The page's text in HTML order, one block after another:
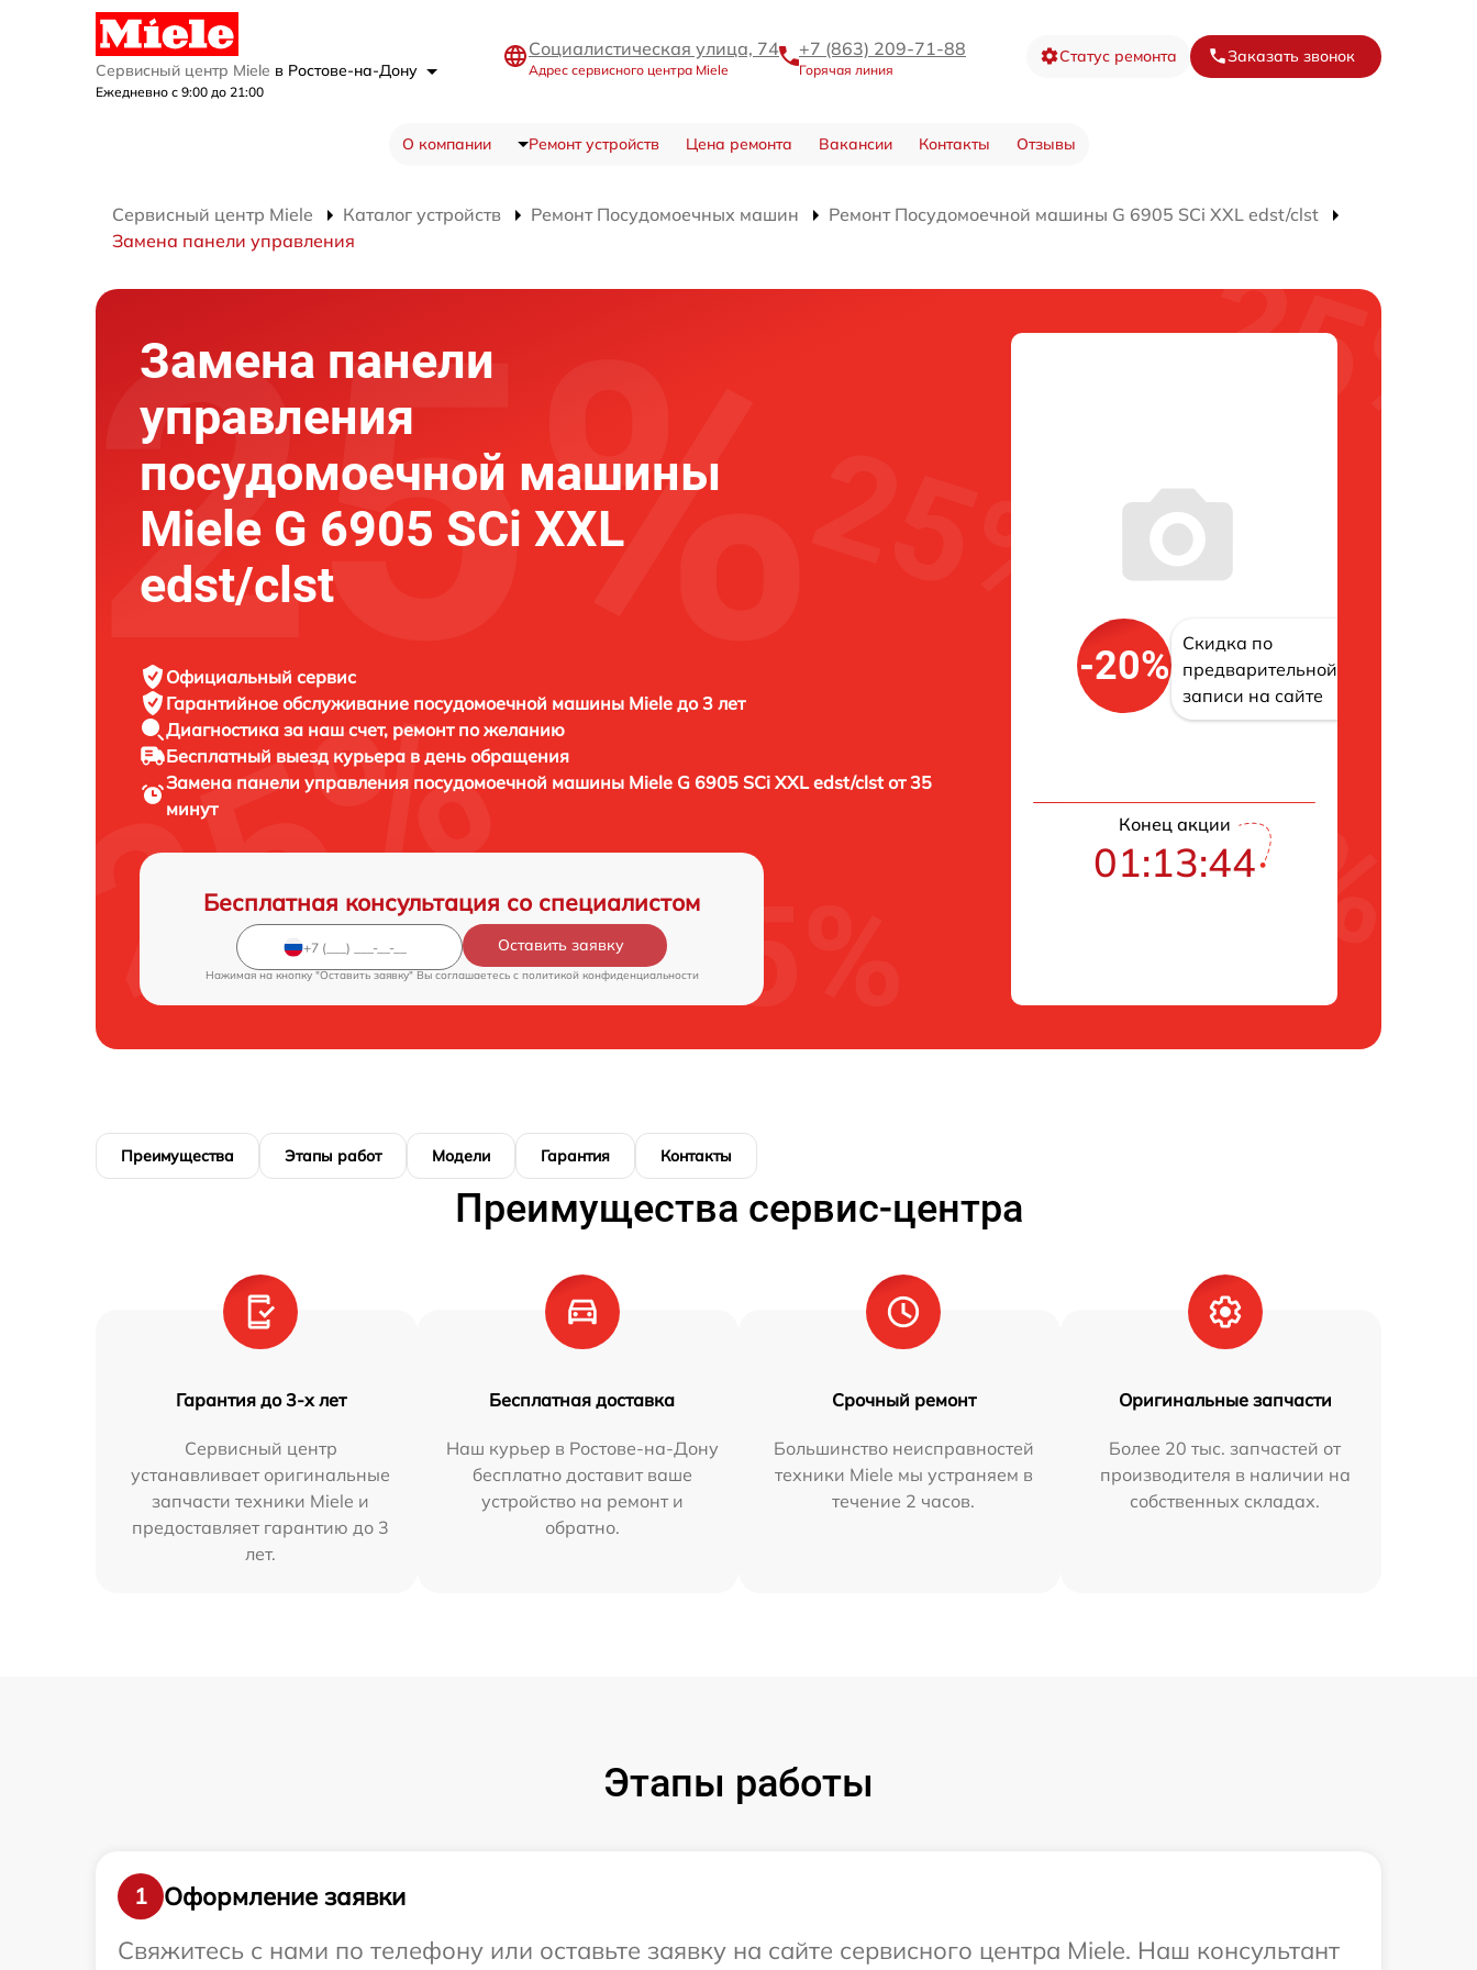
Сервисный центр Miele в Ростове-на-Дону
Ежедневно с 9:00 до 21:00
Социалистическая улица, 74
Адрес сервисного центра Miele
+7 (863) 209-71-88
Горячая линия
Статус ремонта Заказать звонок
О компании Ремонт устройств Цена ремонта Вакансии Контакты Отзывы
Сервисный центр Miele Каталог устройств Ремонт Посудомоечных машин
Ремонт Посудомоечной машины G 6905 SCi XXL edst/clst
Замена панели управления
Замена панели
управления
посудомоечной машины
Miele G 6905 SCi XXL
edst/clst
Официальный сервис
Гарантийное обслуживание посудомоечной машины Miele до 3 лет
Диагностика за наш счет, ремонт по желанию
Бесплатный выезд курьера в день обращения
Замена панели управления посудомоечной машины Miele G 6905 SCi XXL edst/clst от 35
минут
Бесплатная консультация со специалистом
Оставить заявку
Нажимая на кнопку "Оставить заявку" Вы соглашаетесь c политикой конфиденциальности
-20%
Скидка по
предварительной
записи на сайте
Конец акции
01:13:43
Преимущества Этапы работ Модели Гарантия Контакты
Преимущества сервис-центра
Гарантия до 3-х лет
Сервисный центр
устанавливает оригинальные
запчасти техники Miele и
предоставляет гарантию до 3
лет.
Бесплатная доставка
Наш курьер в Ростове-на-Дону
бесплатно доставит ваше
устройство на ремонт и
обратно.
Срочный ремонт
Большинство неисправностей
техники Miele мы устраняем в
течение 2 часов.
Оригинальные запчасти
Более 20 тыс. запчастей от
производителя в наличии на
собственных складах.
Этапы работы
1
Оформление заявки
Свяжитесь с нами по телефону или оставьте заявку на сайте сервисного центра Miele. Наш консультант